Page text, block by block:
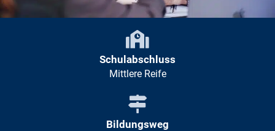
Schulabschluss
Mittlere Reife
Bildungsweg